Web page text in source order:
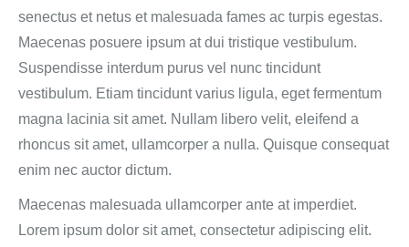
senectus et netus et malesuada fames ac turpis egestas.
Maecenas posuere ipsum at dui tristique vestibulum.
Suspendisse interdum purus vel nunc tincidunt
vestibulum. Etiam tincidunt varius ligula, eget fermentum
magna lacinia sit amet. Nullam libero velit, eleifend a
rhoncus sit amet, ullamcorper a nulla. Quisque consequat
enim nec auctor dictum.
Maecenas malesuada ullamcorper ante at imperdiet.
Lorem ipsum dolor sit amet, consectetur adipiscing elit.